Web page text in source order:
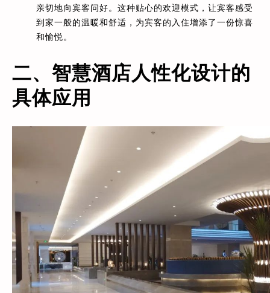
亲切地向宾客问好。这种贴心的欢迎模式，让宾客感受
到家一般的温暖和舒适，为宾客的入住增添了一份惊喜
和愉悦。
二、智慧酒店人性化设计的
具体应用